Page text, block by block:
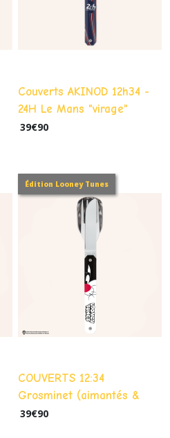
Couverts AKINOD 12h34 -
24H Le Mans "virage"
(aimantés & nomades)
39€90
Édition Looney Tunes
COUVERTS 12:34
Grosminet (aimantés &
nomades)
39€90